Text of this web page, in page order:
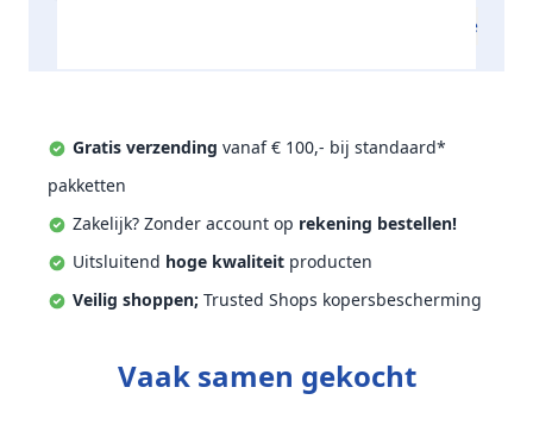
Toevoegen aan offerte
Gratis verzending vanaf € 100,- bij standaard*
pakketten
Zakelijk? Zonder account op rekening bestellen!
Uitsluitend hoge kwaliteit producten
Veilig shoppen; Trusted Shops kopersbescherming
Vaak samen gekocht